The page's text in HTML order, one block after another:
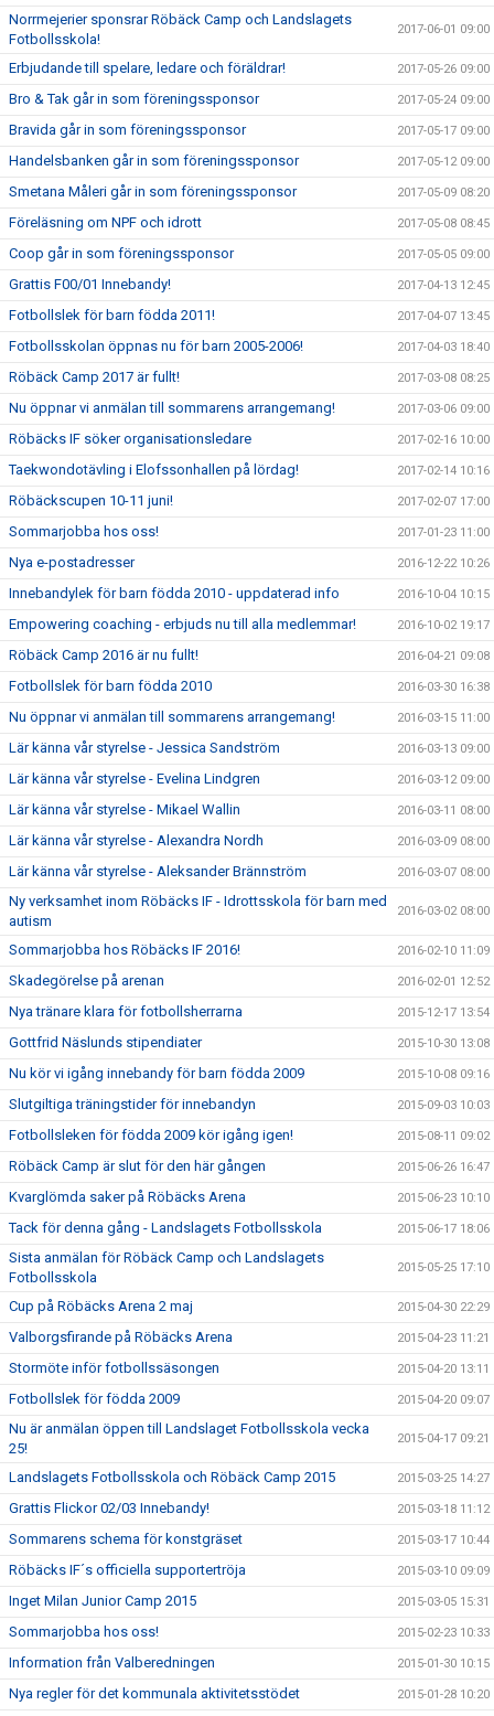
Norrmejerier sponsrar Röbäck Camp och Landslagets
Fotbollsskola!
2017-06-01 09:00
Erbjudande till spelare, ledare och föräldrar! 2017-05-26 09:00
Bro & Tak går in som föreningssponsor 2017-05-24 09:00
Bravida går in som föreningssponsor 2017-05-17 09:00
Handelsbanken går in som föreningssponsor 2017-05-12 09:00
Smetana Måleri går in som föreningssponsor 2017-05-09 08:20
Föreläsning om NPF och idrott 2017-05-08 08:45
Coop går in som föreningssponsor 2017-05-05 09:00
Grattis F00/01 Innebandy! 2017-04-13 12:45
Fotbollslek för barn födda 2011! 2017-04-07 13:45
Fotbollsskolan öppnas nu för barn 2005-2006! 2017-04-03 18:40
Röbäck Camp 2017 är fullt! 2017-03-08 08:25
Nu öppnar vi anmälan till sommarens arrangemang! 2017-03-06 09:00
Röbäcks IF söker organisationsledare 2017-02-16 10:00
Taekwondotävling i Elofssonhallen på lördag! 2017-02-14 10:16
Röbäckscupen 10-11 juni! 2017-02-07 17:00
Sommarjobba hos oss! 2017-01-23 11:00
Nya e-postadresser 2016-12-22 10:26
Innebandylek för barn födda 2010 - uppdaterad info 2016-10-04 10:15
Empowering coaching - erbjuds nu till alla medlemmar! 2016-10-02 19:17
Röbäck Camp 2016 är nu fullt! 2016-04-21 09:08
Fotbollslek för barn födda 2010 2016-03-30 16:38
Nu öppnar vi anmälan till sommarens arrangemang! 2016-03-15 11:00
Lär känna vår styrelse - Jessica Sandström 2016-03-13 09:00
Lär känna vår styrelse - Evelina Lindgren 2016-03-12 09:00
Lär känna vår styrelse - Mikael Wallin 2016-03-11 08:00
Lär känna vår styrelse - Alexandra Nordh 2016-03-09 08:00
Lär känna vår styrelse - Aleksander Brännström 2016-03-07 08:00
Ny verksamhet inom Röbäcks IF - Idrottsskola för barn med
autism
2016-03-02 08:00
Sommarjobba hos Röbäcks IF 2016! 2016-02-10 11:09
Skadegörelse på arenan 2016-02-01 12:52
Nya tränare klara för fotbollsherrarna 2015-12-17 13:54
Gottfrid Näslunds stipendiater 2015-10-30 13:08
Nu kör vi igång innebandy för barn födda 2009 2015-10-08 09:16
Slutgiltiga träningstider för innebandyn 2015-09-03 10:03
Fotbollsleken för födda 2009 kör igång igen! 2015-08-11 09:02
Röbäck Camp är slut för den här gången 2015-06-26 16:47
Kvarglömda saker på Röbäcks Arena 2015-06-23 10:10
Tack för denna gång - Landslagets Fotbollsskola 2015-06-17 18:06
Sista anmälan för Röbäck Camp och Landslagets
Fotbollsskola
2015-05-25 17:10
Cup på Röbäcks Arena 2 maj 2015-04-30 22:29
Valborgsfirande på Röbäcks Arena 2015-04-23 11:21
Stormöte inför fotbollssäsongen 2015-04-20 13:11
Fotbollslek för födda 2009 2015-04-20 09:07
Nu är anmälan öppen till Landslaget Fotbollsskola vecka
25!
2015-04-17 09:21
Landslagets Fotbollsskola och Röbäck Camp 2015 2015-03-25 14:27
Grattis Flickor 02/03 Innebandy! 2015-03-18 11:12
Sommarens schema för konstgräset 2015-03-17 10:44
Röbäcks IF´s officiella supportertröja 2015-03-10 09:09
Inget Milan Junior Camp 2015 2015-03-05 15:31
Sommarjobba hos oss! 2015-02-23 10:33
Information från Valberedningen 2015-01-30 10:15
Nya regler för det kommunala aktivitetsstödet 2015-01-28 10:20